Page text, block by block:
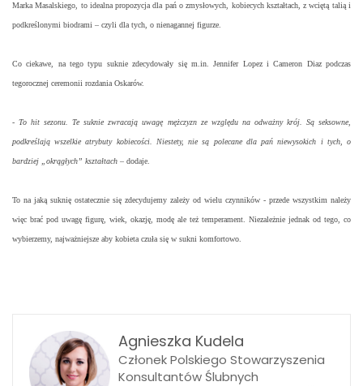
Marka Masalskiego, to idealna propozycja dla pań o zmysłowych, kobiecych kształtach, z wciętą talią i
podkreślonymi biodrami – czyli dla tych, o nienagannej figurze.
Co ciekawe, na tego typu suknie zdecydowały się m.in. Jennifer Lopez i Cameron Diaz podczas
tegorocznej ceremonii rozdania Oskarów.
- To hit sezonu. Te suknie zwracają uwagę mężczyzn ze względu na odważny krój. Są seksowne,
podkreślają wszelkie atrybuty kobiecości. Niestety, nie są polecane dla pań niewysokich i tych, o
bardziej „okrągłych” kształtach – dodaje.
To na jaką suknię ostatecznie się zdecydujemy zależy od wielu czynników - przede wszystkim należy
więc brać pod uwagę figurę, wiek, okazję, modę ale też temperament. Niezależnie jednak od tego, co
wybierzemy, najważniejsze aby kobieta czuła się w sukni komfortowo.
Agnieszka Kudela
Członek Polskiego Stowarzyszenia
Konsultantów Ślubnych